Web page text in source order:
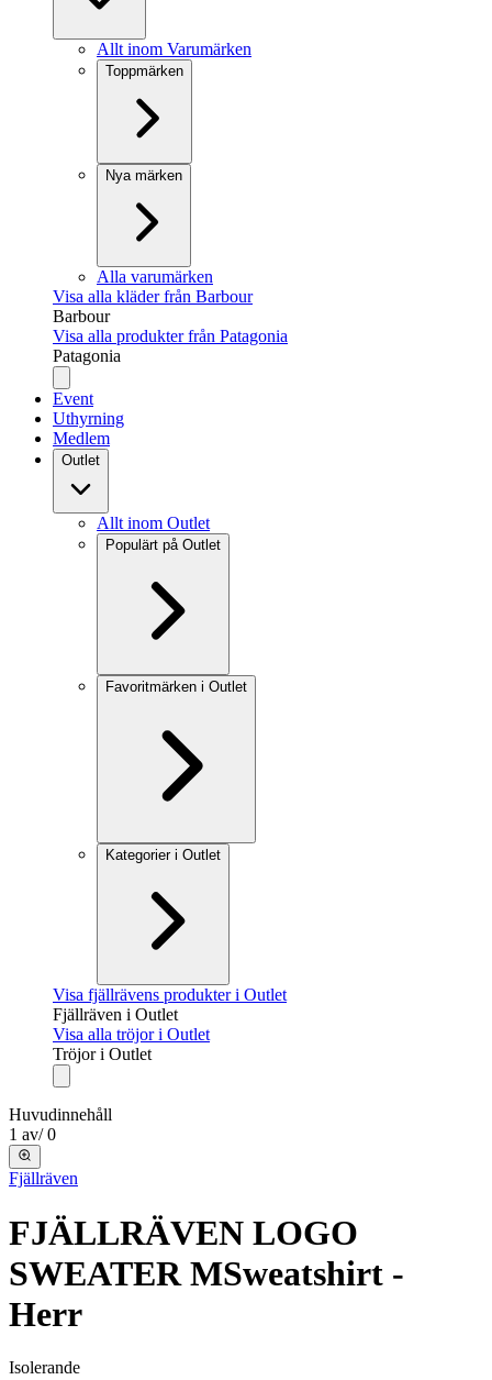
Allt inom Varumärken
Toppmärken
Nya märken
Alla varumärken
Visa alla kläder från Barbour
Barbour
Visa alla produkter från Patagonia
Patagonia
Event
Uthyrning
Medlem
Outlet
Allt inom Outlet
Populärt på Outlet
Favoritmärken i Outlet
Kategorier i Outlet
Visa fjällrävens produkter i Outlet
Fjällräven i Outlet
Visa alla tröjor i Outlet
Tröjor i Outlet
Huvudinnehåll
1 av/ 0
Fjällräven
FJÄLLRÄVEN LOGO
SWEATER MSweatshirt -
Herr
Isolerande